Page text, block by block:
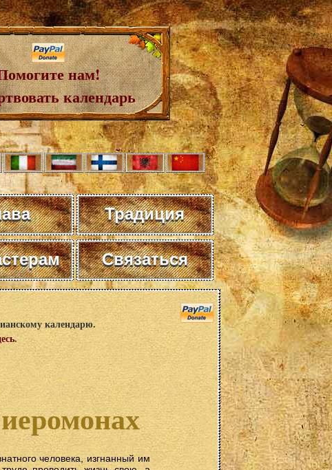
нам!
календарь
Традиция
Связаться
календарю.
.
человека, изгнанный им